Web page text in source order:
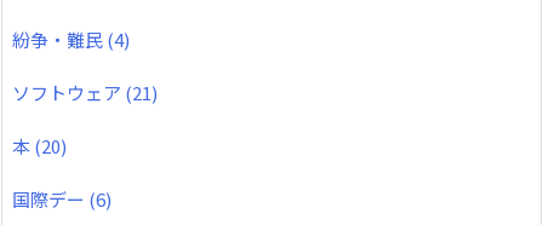
紛争・難民(4)
ソフトウェア (21)
本(20)
国際デー (6)